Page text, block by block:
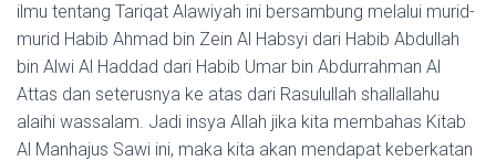
ilmu tentang Tariqat Alawiyah ini bersambung melalui murid-
murid Habib Ahmad bin Zein Al Habsyi dari Habib Abdullah
bin Alwi Al Haddad dari Habib Umar bin Abdurrahman Al
Attas dan seterusnya ke atas dari Rasulullah shallallahu
alaihi wassalam. Jadi insya Allah jika kita membahas Kitab
Al Manhajus Sawi ini, maka kita akan mendapat keberkatan